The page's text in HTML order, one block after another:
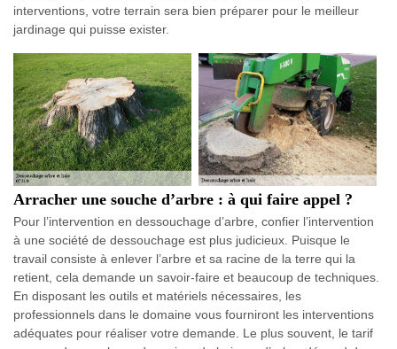
interventions, votre terrain sera bien préparer pour le meilleur
jardinage qui puisse exister.
Arracher une souche d’arbre : à qui faire appel ?
Pour l’intervention en dessouchage d’arbre, confier l’intervention
à une société de dessouchage est plus judicieux. Puisque le
travail consiste à enlever l’arbre et sa racine de la terre qui la
retient, cela demande un savoir-faire et beaucoup de techniques.
En disposant les outils et matériels nécessaires, les
professionnels dans le domaine vous fourniront les interventions
adéquates pour réaliser votre demande. Le plus souvent, le tarif